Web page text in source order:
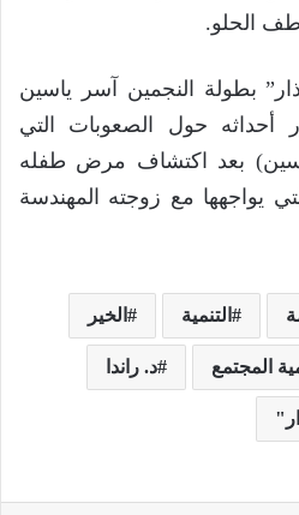
الحلو.
بطولة النجمين آسر ياسين
أحداثه حول الصعوبات التي
بعد اكتشاف مرض طفله
يواجهها مع زوجته المهندسة
التنمية الخير
المجتمع د. راندا